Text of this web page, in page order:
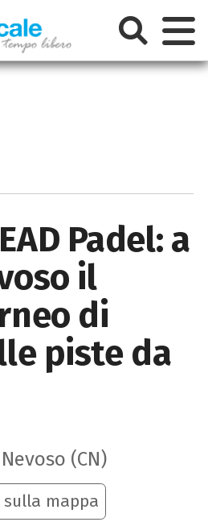
Padel: a
il
di
piste da
(CN)
sulla mappa